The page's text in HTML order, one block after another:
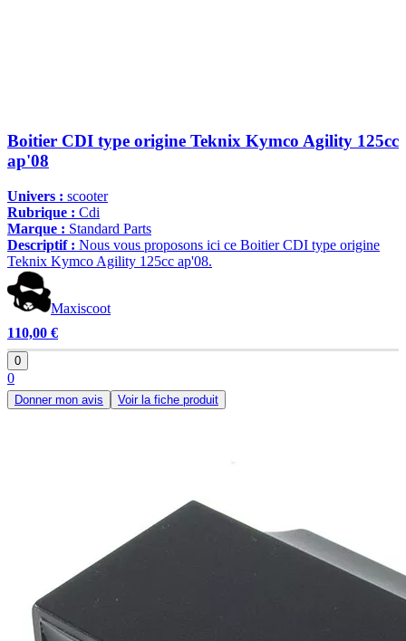
Boitier CDI type origine Teknix Kymco Agility 125cc
ap'08
Univers : scooter
Rubrique : Cdi
Marque : Standard Parts
Descriptif : Nous vous proposons ici ce Boitier CDI type origine
Teknix Kymco Agility 125cc ap'08.
Maxiscoot
110,00 €
0
0
Donner mon avis Voir la fiche produit